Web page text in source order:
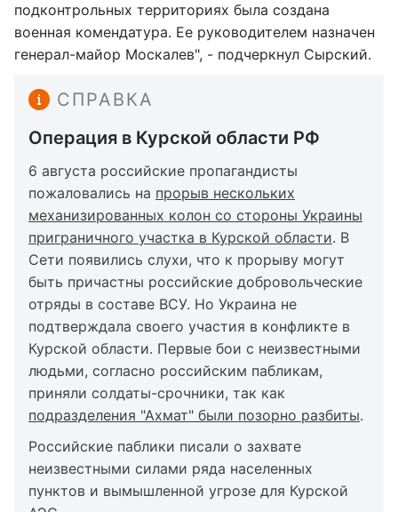
подконтрольных территориях была создана
военная комендатура. Ее руководителем назначен
генерал-майор Москалев", - подчеркнул Сырский.
СПРАВКА
Операция в Курской области РФ
6 августа российские пропагандисты
пожаловались на прорыв нескольких
механизированных колон со стороны Украины
приграничного участка в Курской области. В
Сети появились слухи, что к прорыву могут
быть причастны российские добровольческие
отряды в составе ВСУ. Но Украина не
подтверждала своего участия в конфликте в
Курской области. Первые бои с неизвестными
людьми, согласно российским пабликам,
приняли солдаты-срочники, так как
подразделения "Ахмат" были позорно разбиты.
Российские паблики писали о захвате
неизвестными силами ряда населенных
пунктов и вымышленной угрозе для Курской